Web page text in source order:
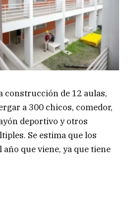
construcción de 12 aulas,
a 300 chicos, comedor,
deportivo y otros
Se estima que los
que viene, ya que tiene